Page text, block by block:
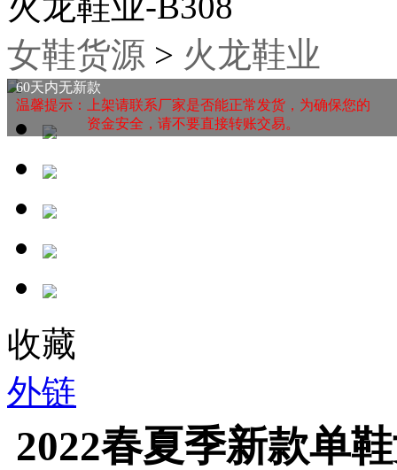
女鞋货源 > 火龙鞋业
60天内无新款
温馨提示：上架请联系厂家是否能正常发货，为确保您的
资金安全，请不要直接转账交易。
收藏
外链
2022春夏季新款单